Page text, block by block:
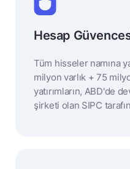
Hesap
Tüm hisseler namına
milyon varlık + 75
yatırımların, ABD'de
şirketi olan SIPC